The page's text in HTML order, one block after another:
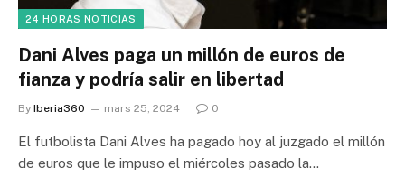
24 HORAS NOTICIAS
Dani Alves paga un millón de euros de
fianza y podría salir en libertad
By Iberia360 mars 25, 2024 0
El futbolista Dani Alves ha pagado hoy al juzgado el millón
de euros que le impuso el miércoles pasado la…